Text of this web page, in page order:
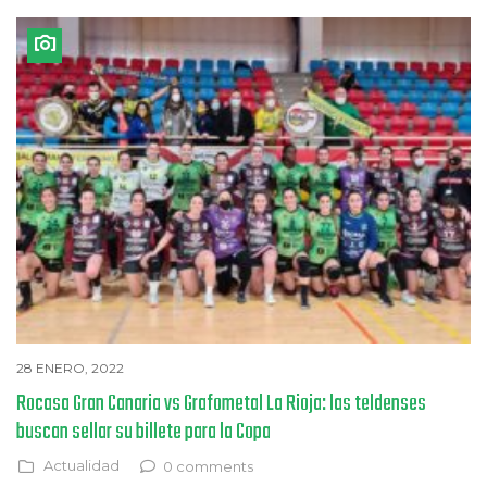
28 ENERO, 2022
Rocasa Gran Canaria vs Grafometal La Rioja: las teldenses
buscan sellar su billete para la Copa
Actualidad 0 comments